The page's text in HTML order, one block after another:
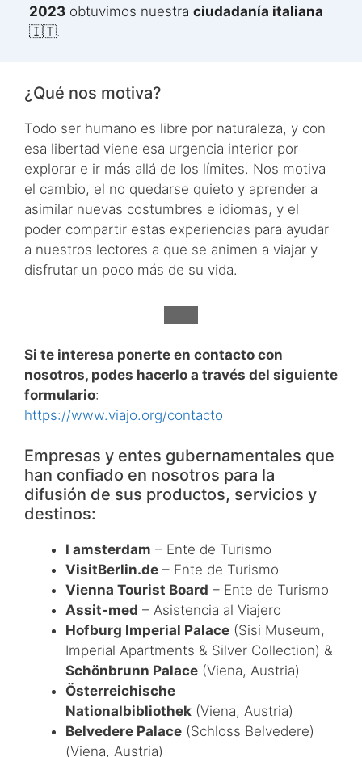
2023obtuvimos nuestra ciudadanía italiana
🇮🇹.
¿Qué nos motiva?
Todo ser humano es libre por naturaleza, y con
esa libertad viene esa urgencia interior por
explorar e ir más allá de los límites. Nos motiva
el cambio, el no quedarse quieto y aprender a
asimilar nuevas costumbres e idiomas, y el
poder compartir estas experiencias para ayudar
a nuestros lectores a que se animen a viajar y
disfrutar un poco más de su vida.
Si te interesa ponerte en contacto con
nosotros, podes hacerlo a través del siguiente
formulario:
https://www.viajo.org/contacto
Empresas y entes gubernamentales que
han confiado en nosotros para la
difusión de sus productos, servicios y
destinos:
I amsterdam – Ente de Turismo
VisitBerlin.de – Ente de Turismo
Vienna Tourist Board – Ente de Turismo
Assit-med – Asistencia al Viajero
Hofburg Imperial Palace (Sisi Museum,
Imperial Apartments & Silver Collection) &
Schönbrunn Palace (Viena, Austria)
Österreichische
Nationalbibliothek (Viena, Austria)
Belvedere Palace (Schloss Belvedere)
(Viena, Austria)